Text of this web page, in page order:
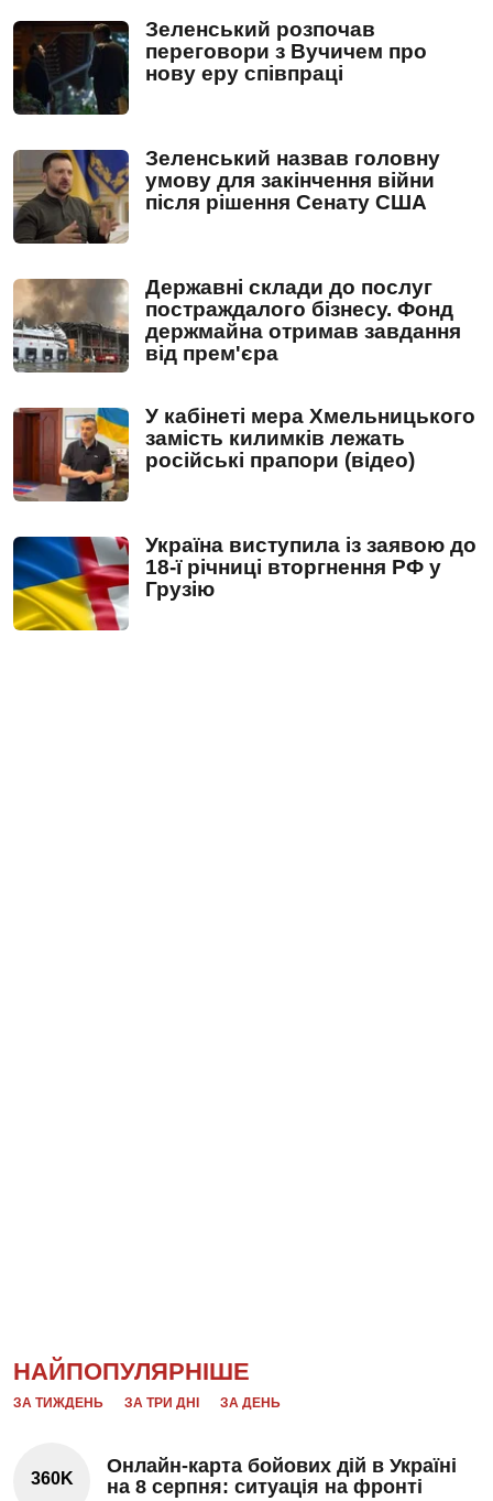
Зеленський розпочав
переговори з Вучичем про
нову еру співпраці
Зеленський назвав головну
умову для закінчення війни
після рішення Сенату США
Державні склади до послуг
постраждалого бізнесу. Фонд
держмайна отримав завдання
від прем'єра
У кабінеті мера Хмельницького
замість килимків лежать
російські прапори (відео)
Україна виступила із заявою до
18-ї річниці вторгнення РФ у
Грузію
НАЙПОПУЛЯРНІШЕ
ЗА ТИЖДЕНЬ ЗА ТРИ ДНІ ЗА ДЕНЬ
360K
Онлайн-карта бойових дій в Україні
на 8 серпня: ситуація на фронті